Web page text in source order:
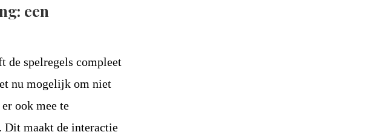
een
de spelregels compleet
nu mogelijk om niet
ook mee te
Dit maakt de interactie